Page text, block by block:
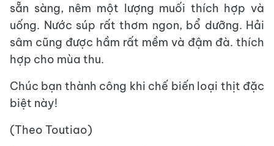
sẵn sàng, nêm một lượng muối thích hợp và
uống. Nước súp rất thơm ngon, bổ dưỡng. Hải
sâm cũng được hầm rất mềm và đậm đà. thích
hợp cho mùa thu.
Chúc bạn thành công khi chế biến loại thịt đặc
biệt này!
(Theo Toutiao)